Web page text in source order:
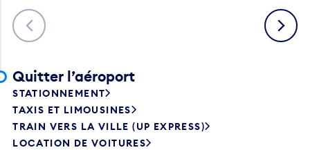
Précédent Suivant
Quitter l’aéroport
STATIONNEMENT
TAXIS ET LIMOUSINES
TRAIN VERS LA VILLE (UP EXPRESS)
LOCATION DE VOITURES